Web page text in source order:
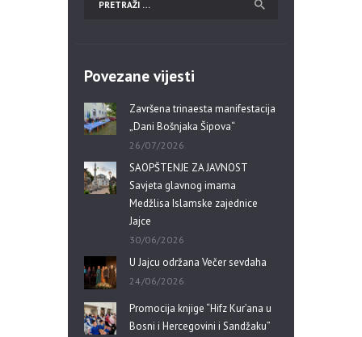
Povezane vijesti
Završena trinaesta manifestacija
„Dani Bošnjaka Šipova“
26/07/2026
SAOPŠTENJE ZA JAVNOST
Savjeta glavnog imama
Medžlisa Islamske zajednice
Jajce
30/06/2026
U Jajcu održana Večer sevdaha
24/06/2026
Promocija knjige “Hifz Kur’ana u
Bosni i Hercegovini i Sandžaku”